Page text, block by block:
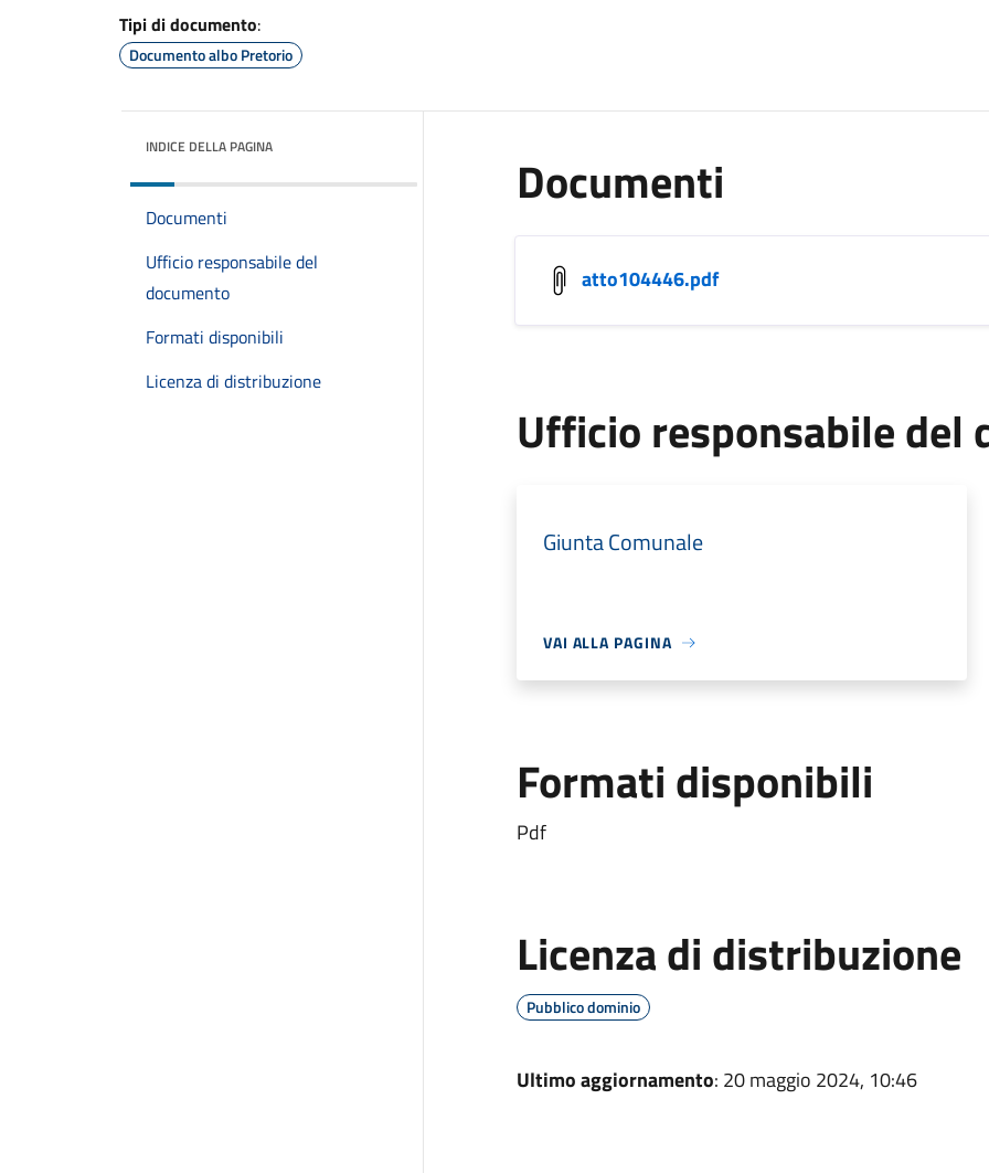
Tipi di documento:
Documento albo Pretorio
INDICE DELLA PAGINA
Documenti
Ufficio responsabile del
documento
Formati disponibili
Licenza di distribuzione
Documenti
atto104446.pdf
Ufficio responsabile del
Giunta Comunale
VAI ALLA PAGINA
Formati disponibili
Pdf
Licenza di distribuzione
Pubblico dominio
Ultimo aggiornamento: 20 maggio 2024, 10:46